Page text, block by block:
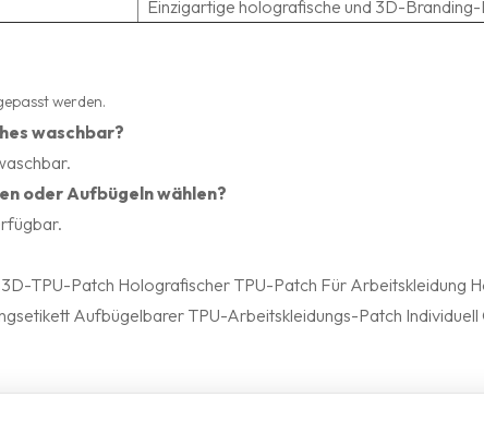
Einzigartige holografische und 3D-
werden.
waschbar?
oder Aufbügeln wählen?
TPU-Patch Holografischer TPU-Patch Für Arbeitskleidung
Aufbügelbarer TPU-Arbeitskleidungs-Patch